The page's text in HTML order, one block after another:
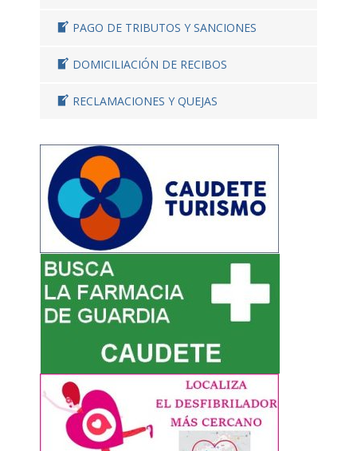
PAGO DE TRIBUTOS Y SANCIONES
DOMICILIACIÓN DE RECIBOS
RECLAMACIONES Y QUEJAS